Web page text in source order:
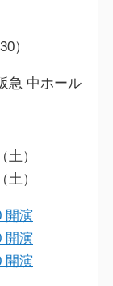
）
急 中ホール
土）
土）
開演
開演
開演